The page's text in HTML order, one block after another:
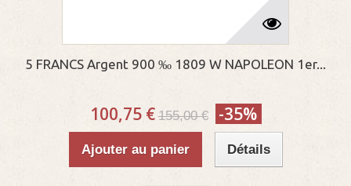
5 FRANCS Argent 900 ‰ 1809 W NAPOLEON 1er...
100,75 € 155,00 € -35%
Ajouter au panier Détails